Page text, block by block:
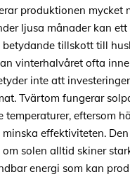
produktionen mycket
ljusa månader kan
betydande tillskott till
vinterhalvåret ofta
inte att
Tvärtom fungerar
temperaturer, eftersom
effektiviteten.
solen alltid skiner
energi som kan